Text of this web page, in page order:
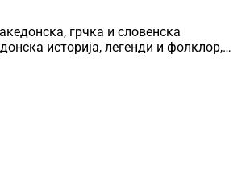
грчка и словенска
историја, легенди и фолклор,…